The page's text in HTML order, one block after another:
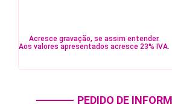
Acresce gravação, se assim entender.
Aos valores apresentados acresce 23% IVA.
PEDIDO DE